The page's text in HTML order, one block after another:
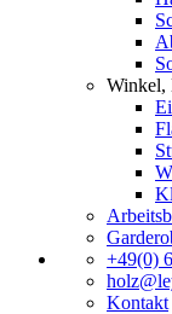
Winkel,
+49(0)
Kontakt